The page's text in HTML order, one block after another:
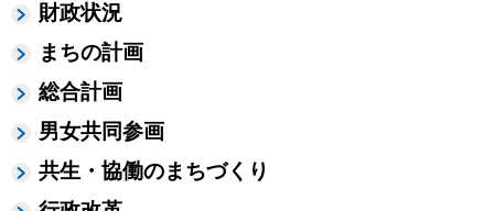
財政状況
まちの計画
総合計画
男女共同参画
共生・協働のまちづくり